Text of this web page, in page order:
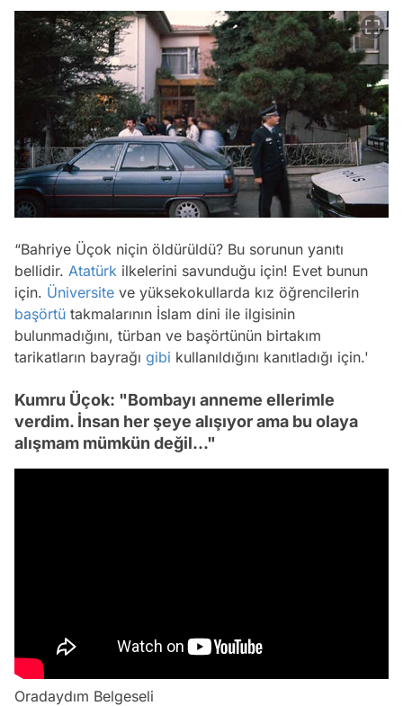
“Bahriye Üçok niçin öldürüldü? Bu sorunun yanıtı
bellidir. Atatürk ilkelerini savunduğu için! Evet bunun
için. Üniversite ve yüksekokullarda kız öğrencilerin
başörtü takmalarının İslam dini ile ilgisinin
bulunmadığını, türban ve başörtünün birtakım
tarikatların bayrağı gibi kullanıldığını kanıtladığı için.'
Kumru Üçok: "Bombayı anneme ellerimle
verdim. İnsan her şeye alışıyor ama bu olaya
alışmam mümkün değil..."
Oradaydım Belgeseli